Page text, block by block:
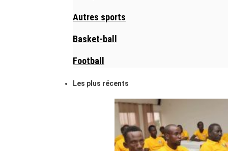
Autres sports
Basket-ball
Football
Les plus récents